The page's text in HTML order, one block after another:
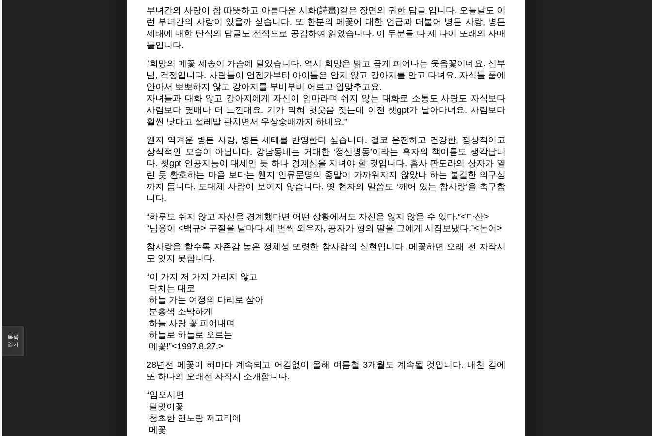
부녀간의 사랑이 참 따뜻하고 아름다운 시화(詩畫)같은 장면의 귀한 답글 입니다. 오늘날도 이
런 부녀간의 사랑이 있을까 싶습니다. 또 한분의 메꽃에 대한 언급과 더불어 병든 사랑, 병든
세태에 대한 탄식의 답글도 전적으로 공감하여 읽었습니다. 이 두분들 다 제 나이 또래의 자매
들입니다.
“희망의 메꽃 세송이 가슴에 달았습니다. 역시 희망은 밝고 곱게 피어나는 웃음꽃이네요. 신부
님, 걱정입니다. 사람들이 언젠가부터 아이들은 안지 않고 강아지를 안고 다녀요. 자식들 품에
안아서 뽀뽀하지 않고 강아지를 부비부비 어르고 입맞추고요.
자녀들과 대화 않고 강아지에게 자신이 엄마라며 쉬지 않는 대화로 소통도 사랑도 자식보다
사람보다 몇배나 더 느낀대요. 기가 막혀 헛웃음 짓는데 이젠 챗gpt가 날아다녀요. 사람보다
훨씬 낫다고 설레발 판치면서 우상숭배까지 하네요.”
웬지 역겨운 병든 사랑, 병든 세태를 반영한다 싶습니다. 결코 온전하고 건강한, 정상적이고
상식적인 모습이 아닙니다. 강남동네는 거대한 ‘정신병동’이라는 혹자의 책이름도 생각납니
다. 챗gpt 인공지능이 대세인 듯 하나 경계심을 지녀야 할 것입니다. 흡사 판도라의 상자가 열
린 듯 환호하는 마음 보다는 웬지 인류문명의 종말이 가까워지지 않았나 하는 불길한 의구심
까지 듭니다. 도대체 사람이 보이지 않습니다. 옛 현자의 말씀도 ‘깨어 있는 참사랑’을 촉구합
니다.
“하루도 쉬지 않고 자신을 경계했다면 어떤 상황에서도 자신을 잃지 않을 수 있다.”<다산>
“남용이 <백규> 구절을 날마다 세 번씩 외우자, 공자가 형의 딸을 그에게 시집보냈다.”<논어>
참사랑을 할수록 자존감 높은 정체성 또렷한 참사람의 실현입니다. 메꽃하면 오래 전 자작시
도 잊지 못합니다.
“이 가지 저 가지 가리지 않고
닥치는 대로
하늘 가는 여정의 다리로 삼아
분홍색 소박하게
하늘 사랑 꽃 피어내며
하늘로 하늘로 오르는
메꽃!”<1997.8.27.>
28년전 메꽃이 해마다 계속되고 어김없이 올해 여름철 3개월도 계속될 것입니다. 내친 김에
또 하나의 오래전 자작시 소개합니다.
“임오시면
달맞이꽃
청초한 연노랑 저고리에
메꽃
목록
열기